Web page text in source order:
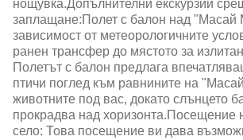
нощувка.Допълнителни екскурзии
заплащане:Полет с балон над "Масай
зависимост от метеорологичните
ранен трансфер до мястото за
Полетът с балон предлага
птичи поглед към равнините на
животните под вас, докато слънцето
прокрадва над хоризонта.Посещение
село: Това посещение ви дава